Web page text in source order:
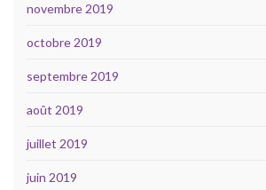
novembre 2019
octobre 2019
septembre 2019
août 2019
juillet 2019
juin 2019